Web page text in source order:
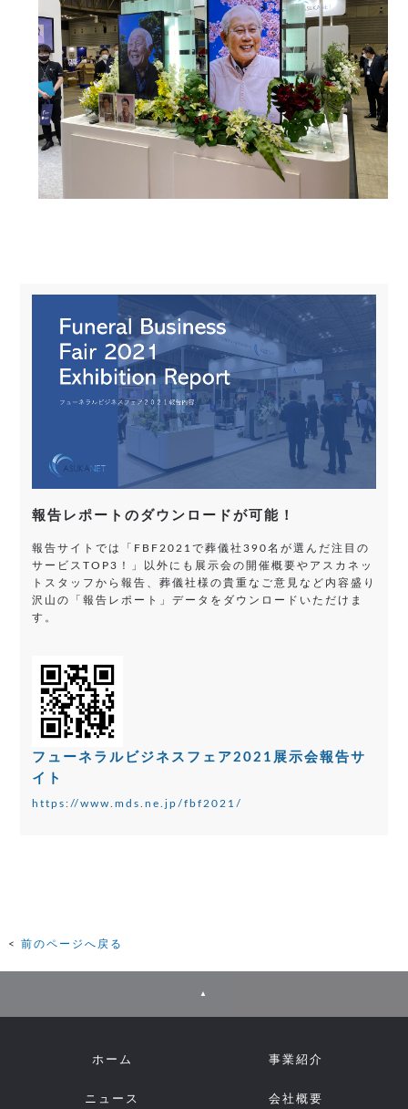
報告レポートのダウンロードが可能！
報告サイトでは「FBF2021で葬儀社390名が選んだ注目の
サービスTOP3！」以外にも展示会の開催概要やアスカネッ
トスタッフから報告、葬儀社様の貴重なご意見など内容盛り
沢山の「報告レポート」データをダウンロードいただけま
す。
フューネラルビジネスフェア2021 展示会報告サ
イト
https://www.mds.ne.jp/fbf2021/
前のページへ戻る
▲
ホーム 事業紹介
ニュース 会社概要